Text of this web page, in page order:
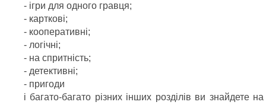
- ігри для одного гравця;
- карткові;
- кооперативні;
- логічні;
- на спритність;
- детективні;
- пригоди
і багато-багато різних інших розділів ви знайдете на